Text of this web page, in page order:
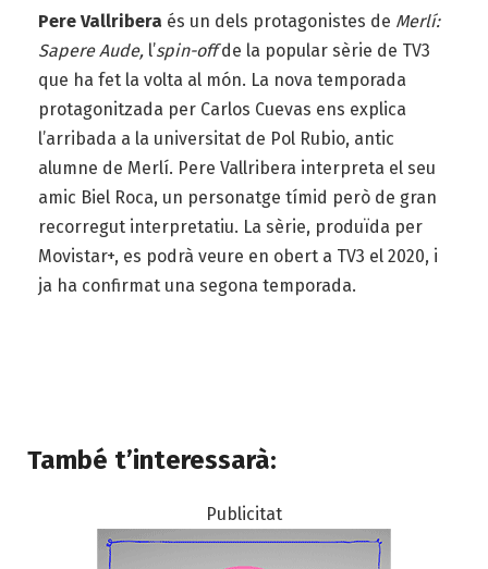
Pere Vallribera és un dels protagonistes de Merlí:
Sapere Aude, l’spin-offde la popular sèrie de TV3
que ha fet la volta al món. La nova temporada
protagonitzada per Carlos Cuevas ens explica
l’arribada a la universitat de Pol Rubio, antic
alumne de Merlí. Pere Vallribera interpreta el seu
amic Biel Roca, un personatge tímid però de gran
recorregut interpretatiu. La sèrie, produïda per
Movistar+, es podrà veure en obert a TV3 el 2020, i
ja ha confirmat una segona temporada.
També t’interessarà:
Publicitat